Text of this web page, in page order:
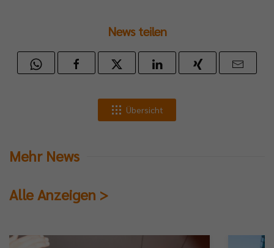
News teilen
Übersicht
Mehr News
Alle Anzeigen >